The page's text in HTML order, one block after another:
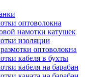
оптоволокна
намотки катушек
изоляции
оптоволокна
кабеля в бухты
кабеля на барабан